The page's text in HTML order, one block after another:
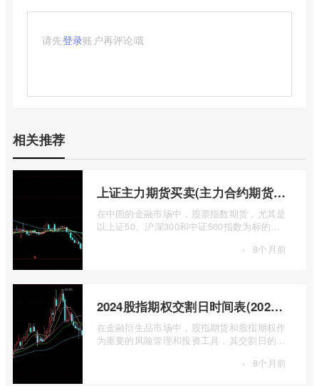
请先登录账户再评论哦
相关推荐
上证主力期货买卖(主力合约期货市场大盘)
在中国的金融市场中，股票指数期货，尤其是
以上证50、沪深300和中证500指数为标的的
· 8个月前
2024股指期权交割日时间表(2024股指期货交割日)
在金融衍生品市场中，股指期货和股指期权作
为重要的风险管理和投资工具，其交割日的设
· 8个月前